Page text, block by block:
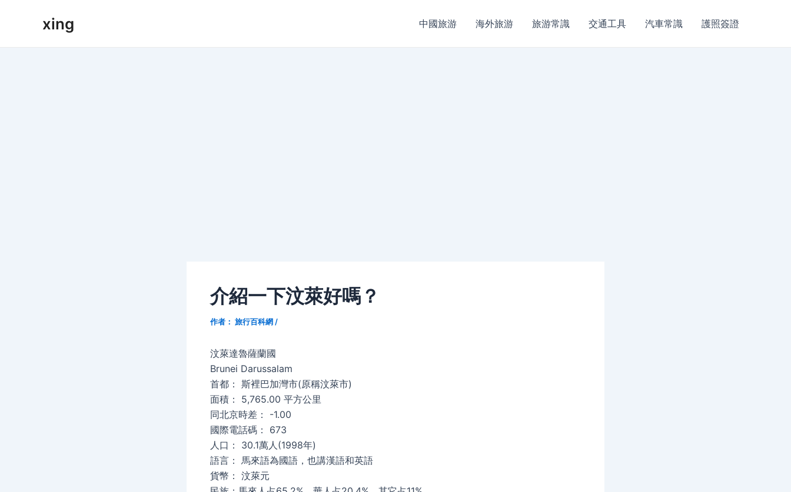
xing 中國旅游 海外旅游 旅游常識 交通工具 汽車常識 護照簽證
介紹一下汶萊好嗎？
作者： 旅行百科網 /
汶萊達魯薩蘭國
Brunei Darussalam
首都： 斯裡巴加灣市(原稱汶萊市)
面積： 5,765.00 平方公里
同北京時差： -1.00
國際電話碼： 673
人口： 30.1萬人(1998年)
語言： 馬來語為國語，也講漢語和英語
貨幣： 汶萊元